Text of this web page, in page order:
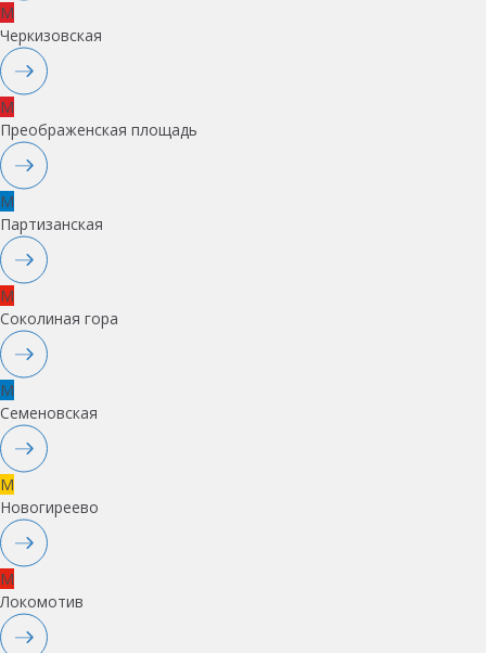
M
Черкизовская
M
Преображенская площадь
M
Партизанская
M
Соколиная гора
M
Семеновская
M
Новогиреево
M
Локомотив